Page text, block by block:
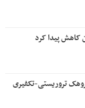
کاهش پیدا کرد
تروریستی-تکفیری